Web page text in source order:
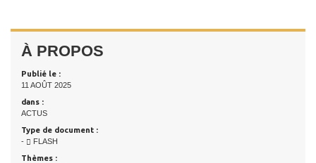
À PROPOS
Publié le :
11 AOÛT 2025
dans :
ACTUS
Type de document :
-
FLASH
Thèmes :